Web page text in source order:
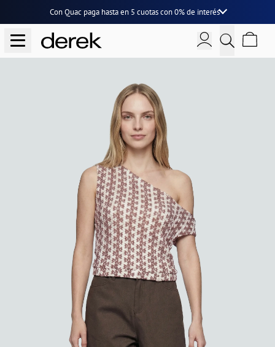
Con Quac paga hasta en 5 cuotascon0% de interés